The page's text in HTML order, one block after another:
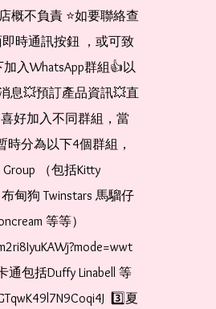
概不負責 ⭐️如要聯絡查
即時通訊按鈕 ，或可致
入WhatsApp群組👍以
息💥預訂產品資訊💥直
好加入不同群組，當
分為以下4個群組，
（包括Kitty
布甸狗 Twinstars 馬騮仔
等等）
通包括Duffy Linabell 等
3️⃣夏